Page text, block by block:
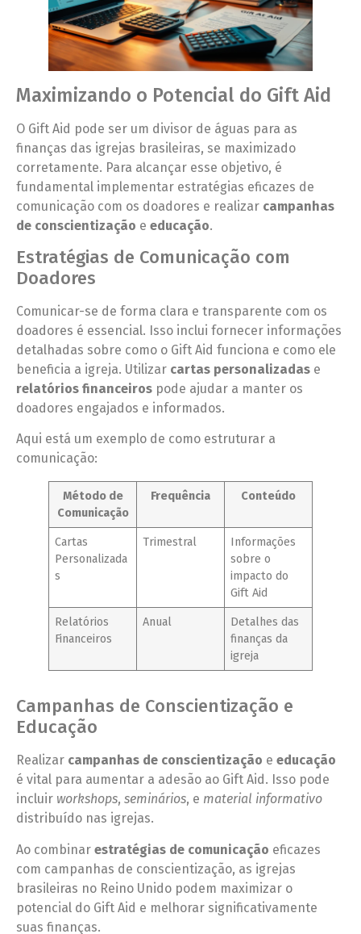
Maximizando o Potencial do Gift Aid
O Gift Aid pode ser um divisor de águas para as
finanças das igrejas brasileiras, se maximizado
corretamente. Para alcançar esse objetivo, é
fundamental implementar estratégias eficazes de
comunicação com os doadores e realizar campanhas
de conscientização e educação.
Estratégias de Comunicação com
Doadores
Comunicar-se de forma clara e transparente com os
doadores é essencial. Isso inclui fornecer informações
detalhadas sobre como o Gift Aid funciona e como ele
beneficia a igreja. Utilizar cartas personalizadas e
relatórios financeiros pode ajudar a manter os
doadores engajados e informados.
Aqui está um exemplo de como estruturar a
comunicação:
Método de
Comunicação
Frequência Conteúdo
Cartas
Personalizada
s
Trimestral
Informações
sobre o
impacto do
Gift Aid
Relatórios
Financeiros
Anual
Detalhes das
finanças da
igreja
Campanhas de Conscientização e
Educação
Realizar campanhas de conscientização e educação
é vital para aumentar a adesão ao Gift Aid. Isso pode
incluir workshops, seminários, e material informativo
distribuído nas igrejas.
Ao combinar estratégias de comunicação eficazes
com campanhas de conscientização, as igrejas
brasileiras no Reino Unido podem maximizar o
potencial do Gift Aid e melhorar significativamente
suas finanças.